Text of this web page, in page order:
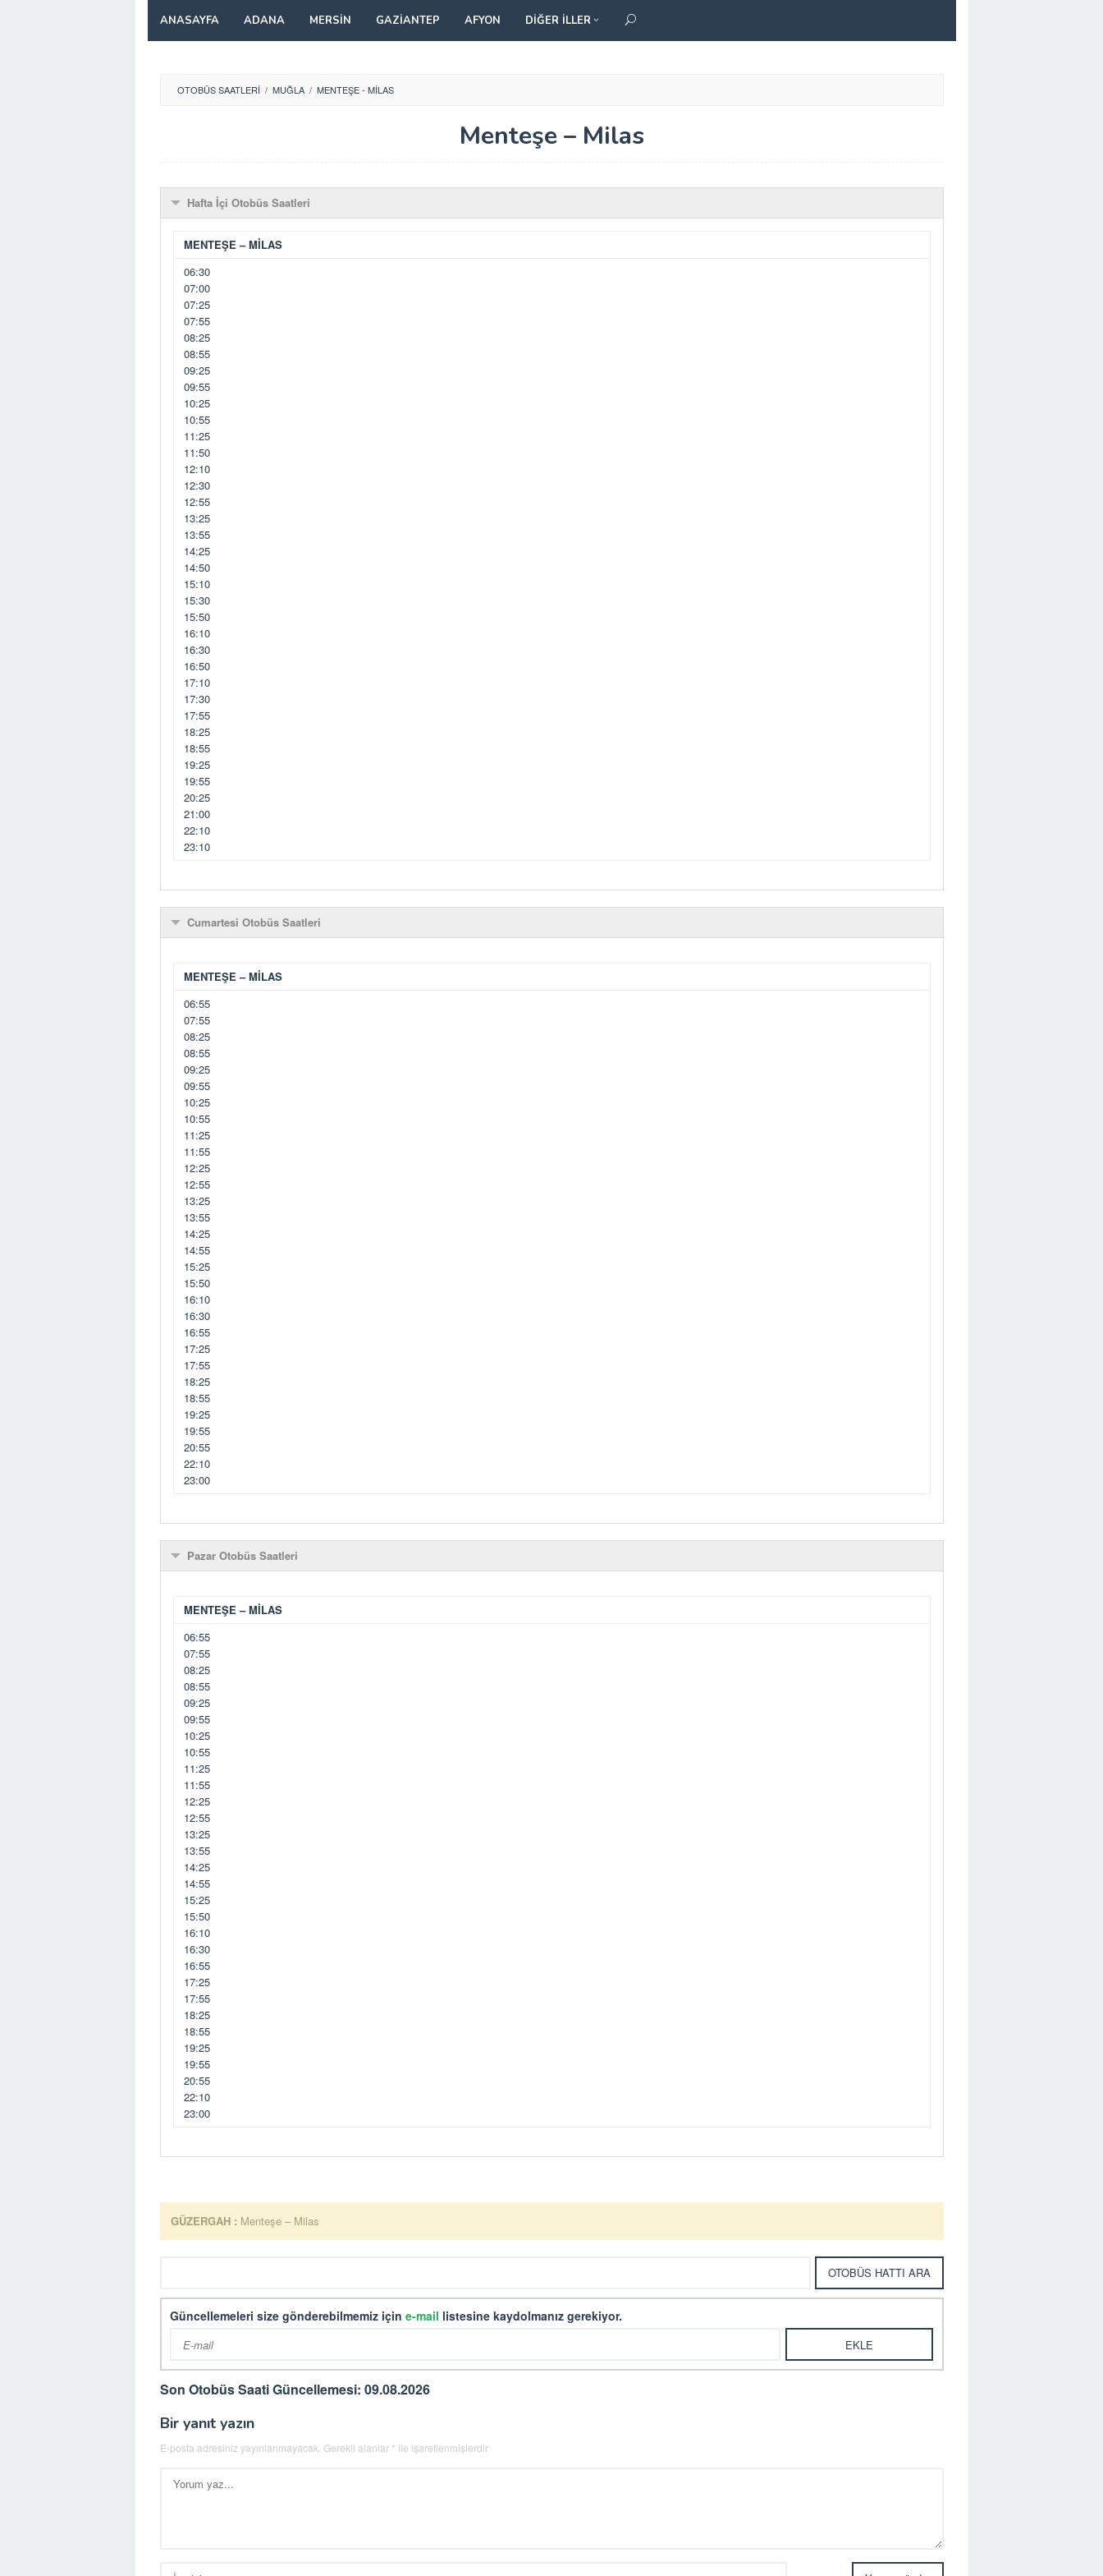
content
ANASAYFA ADANA MERSIN GAZIANTEP AFYON DIĞER İLLER
OTOBÜS SAATLERI / MUĞLA / MENTEŞE - MILAS
Menteşe – Milas
Hafta İçi Otobüs Saatleri
MENTEŞE – MİLAS
06:30
07:00
07:25
07:55
08:25
08:55
09:25
09:55
10:25
10:55
11:25
11:50
12:10
12:30
12:55
13:25
13:55
14:25
14:50
15:10
15:30
15:50
16:10
16:30
16:50
17:10
17:30
17:55
18:25
18:55
19:25
19:55
20:25
21:00
22:10
23:10
Cumartesi Otobüs Saatleri
MENTEŞE – MİLAS
06:55
07:55
08:25
08:55
09:25
09:55
10:25
10:55
11:25
11:55
12:25
12:55
13:25
13:55
14:25
14:55
15:25
15:50
16:10
16:30
16:55
17:25
17:55
18:25
18:55
19:25
19:55
20:55
22:10
23:00
Pazar Otobüs Saatleri
MENTEŞE – MİLAS
06:55
07:55
08:25
08:55
09:25
09:55
10:25
10:55
11:25
11:55
12:25
12:55
13:25
13:55
14:25
14:55
15:25
15:50
16:10
16:30
16:55
17:25
17:55
18:25
18:55
19:25
19:55
20:55
22:10
23:00
GÜZERGAH : Menteşe – Milas
Güncellemeleri size gönderebilmemiz için e-mail listesine kaydolmanız gerekiyor.
Son Otobüs Saati Güncellemesi: 09.08.2026
Bir yanıt yazın
E-posta adresiniz yayınlanmayacak. Gerekli alanlar * ile işaretlenmişlerdir